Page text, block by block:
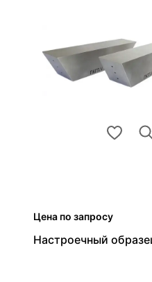
Цена по запросу
Настроечный